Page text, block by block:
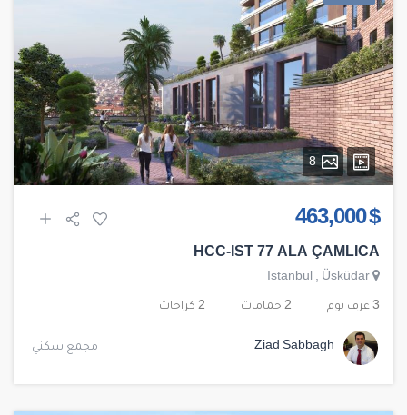
8
$ 463,000
HCC-IST 77 ALA ÇAMLICA
Istanbul , Üsküdar
3 غرف نوم 2 حمامات 2 كراجات
Ziad Sabbagh مجمع سكني